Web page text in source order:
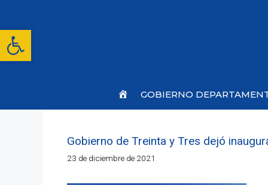
Abrir barra de herramientas
contenido
Inicio
GOBIERNO
Gobierno de Treinta y Tres dejó
23 de diciembre de 2021